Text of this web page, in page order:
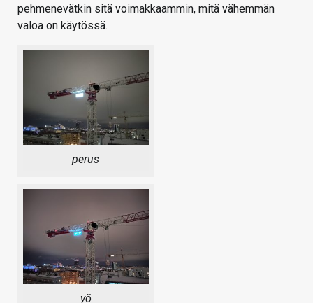
pehmenevätkin sitä voimakkaammin, mitä vähemmän
valoa on käytössä.
perus
yö